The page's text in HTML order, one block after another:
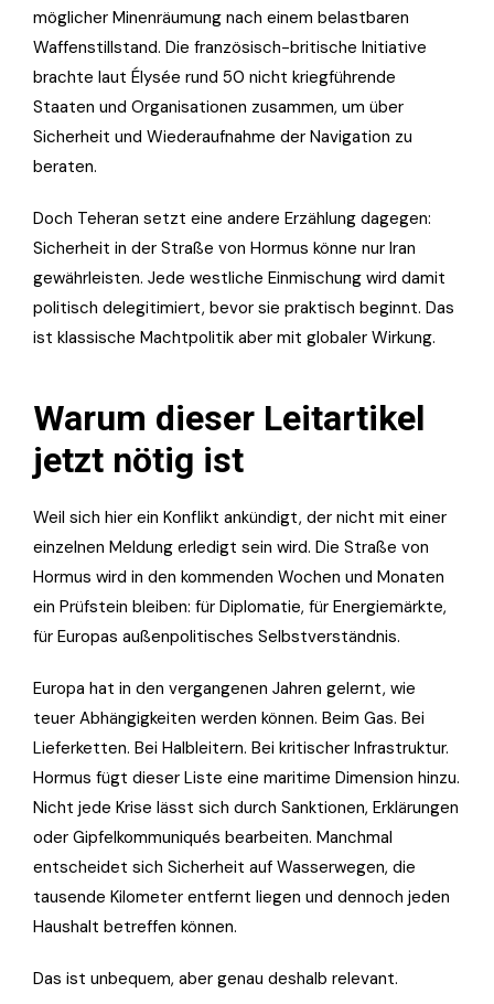
möglicher Minenräumung nach einem belastbaren
Waffenstillstand. Die französisch-britische Initiative
brachte laut Élysée rund 50 nicht kriegführende
Staaten und Organisationen zusammen, um über
Sicherheit und Wiederaufnahme der Navigation zu
beraten.
Doch Teheran setzt eine andere Erzählung dagegen:
Sicherheit in der Straße von Hormus könne nur Iran
gewährleisten. Jede westliche Einmischung wird damit
politisch delegitimiert, bevor sie praktisch beginnt. Das
ist klassische Machtpolitik aber mit globaler Wirkung.
Warum dieser Leitartikel
jetzt nötig ist
Weil sich hier ein Konflikt ankündigt, der nicht mit einer
einzelnen Meldung erledigt sein wird. Die Straße von
Hormus wird in den kommenden Wochen und Monaten
ein Prüfstein bleiben: für Diplomatie, für Energiemärkte,
für Europas außenpolitisches Selbstverständnis.
Europa hat in den vergangenen Jahren gelernt, wie
teuer Abhängigkeiten werden können. Beim Gas. Bei
Lieferketten. Bei Halbleitern. Bei kritischer Infrastruktur.
Hormus fügt dieser Liste eine maritime Dimension hinzu.
Nicht jede Krise lässt sich durch Sanktionen, Erklärungen
oder Gipfelkommuniqués bearbeiten. Manchmal
entscheidet sich Sicherheit auf Wasserwegen, die
tausende Kilometer entfernt liegen und dennoch jeden
Haushalt betreffen können.
Das ist unbequem, aber genau deshalb relevant.